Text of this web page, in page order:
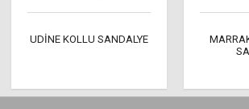
UDİNE KOLLU SANDALYE